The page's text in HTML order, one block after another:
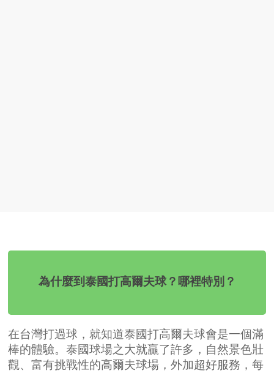
為什麼到泰國打高爾夫球？哪裡特別？
在台灣打過球，就知道泰國打高爾夫球會是一個滿
棒的體驗。泰國球場之大就贏了許多，自然景色壯
觀、富有挑戰性的高爾夫球場，外加超好服務，每